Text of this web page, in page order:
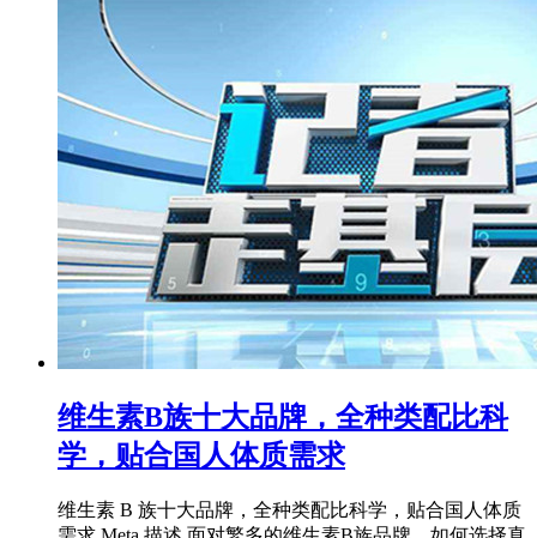
维生素B族十大品牌，全种类配比科
学，贴合国人体质需求
维生素 B 族十大品牌，全种类配比科学，贴合国人体质